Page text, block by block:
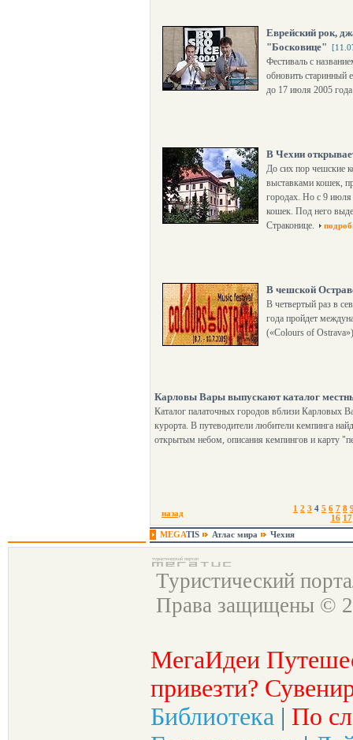
Еврейский рок,
"Босковице"
Фестиваль с
обновить старинный
до 17 июля 2005 года
В Чехии
До сих пор чешские
выставками кошек,
городах. Но с 9
кошек. Под него
Страконице.
В чешской
В четвертый раз в
года пройдет
(«Сolours of
Карловы Вары выпускают каталог
Каталог палаточных городов вблизи Карловых
курорта. В путеводители любители кемпинга
открытым небом, описания кемпингов и карту
назад 1 2 3 4 5 6 7 8
16 17
MEGATIS Атлас мира Чехия
Туристический
Права защищены ©
МегаИдеи
привезти?
Библиотека | По